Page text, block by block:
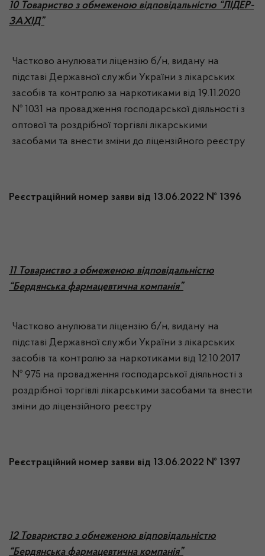
10 Товариство з обмеженою відповідальністю “ЛІДЕР-
ЗАХІД”
Частково анулювати ліцензію б/н, видану на
підставі Державної служби України з лікарських
засобів та контролю за наркотиками від 19.11.2020
№ 1031 на провадження господарської діяльності з
оптової та роздрібної торгівлі лікарськими
засобами та внести зміни до ліцензійного реєстру
Реєстраційний номер заяви від 13.06.2022 № 1396
11 Товариство з обмеженою відповідальністю
“Бердянська фармацевтична компанія”
Частково анулювати ліцензію б/н, видану на
підставі Державної служби України з лікарських
засобів та контролю за наркотиками від 12.10.2017
№ 975 на провадження господарської діяльності з
роздрібної торгівлі лікарськими засобами та внести
зміни до ліцензійного реєстру
Реєстраційний номер заяви від 13.06.2022 № 1397
12 Товариство з обмеженою відповідальністю
“Бердянська фармацевтична компанія”